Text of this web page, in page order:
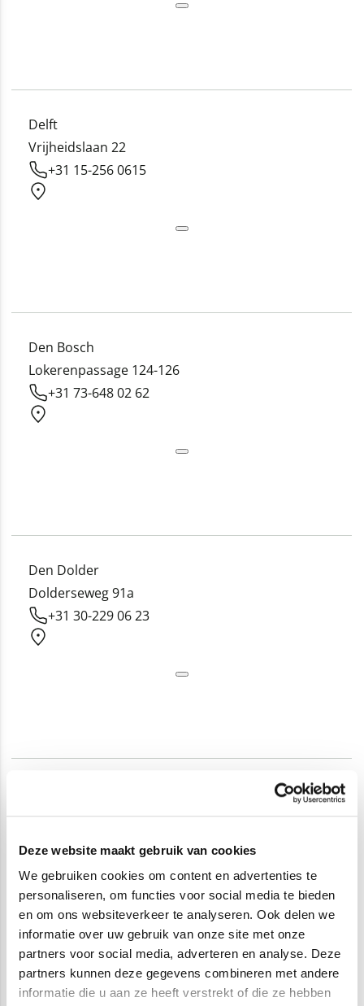
Deze website maakt gebruik van cookies
We gebruiken cookies om content en advertenties te
personaliseren, om functies voor social media te bieden
en om ons websiteverkeer te analyseren. Ook delen we
informatie over uw gebruik van onze site met onze
partners voor social media, adverteren en analyse. Deze
partners kunnen deze gegevens combineren met andere
informatie die u aan ze heeft verstrekt of die ze hebben
Delft
Vrijheidslaan 22
+31 15-256 0615
Den Bosch
Lokerenpassage 124-126
+31 73-648 02 62
Den Dolder
Dolderseweg 91a
+31 30-229 06 23
Dierenselaan 248